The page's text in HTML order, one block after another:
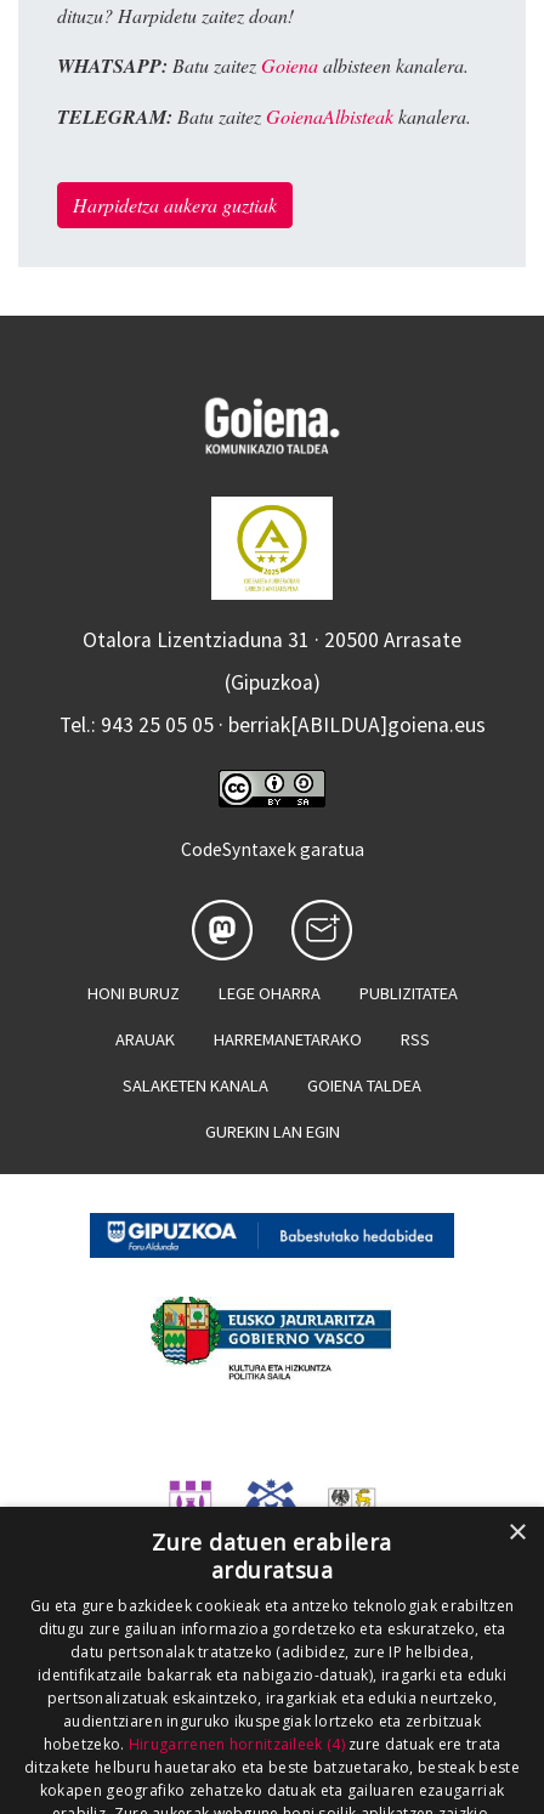
dituzu? Harpidetu zaitez doan!
WHATSAPP: Batu zaitezGoienaalbisteen kanalera.
TELEGRAM: Batu zaitezGoienaAlbisteakkanalera.
Harpidetza aukera guztiak
Otalora Lizentziaduna 31 · 20500 Arrasate
(Gipuzkoa)
Tel.: 943 25 05 05 · berriak[ABILDUA]goiena.eus
CodeSyntaxek garatua
HONI BURUZ LEGE OHARRA PUBLIZITATEA
ARAUAK HARREMANETARAKO RSS
SALAKETEN KANALA GOIENA TALDEA
GUREKIN LAN EGIN
×
Zure datuen erabilera
arduratsua
Gu eta gure bazkideek cookieak eta antzeko teknologiak erabiltzen
ditugu zure gailuan informazioa gordetzeko eta eskuratzeko, eta
datu pertsonalak tratatzeko (adibidez, zure IP helbidea,
identifikatzaile bakarrak eta nabigazio-datuak), iragarki eta eduki
pertsonalizatuak eskaintzeko, iragarkiak eta edukia neurtzeko,
audientziaren inguruko ikuspegiak lortzeko eta zerbitzuak
hobetzeko. Hirugarrenen hornitzaileek (4)zure datuak ere trata
ditzakete helburu hauetarako eta beste batzuetarako, besteak beste
kokapen geografiko zehatzeko datuak eta gailuaren ezaugarriak